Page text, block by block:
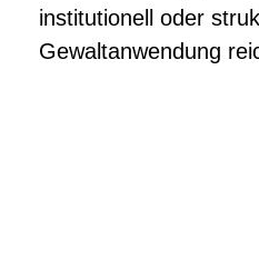
institutionell oder
Gewaltanwendung